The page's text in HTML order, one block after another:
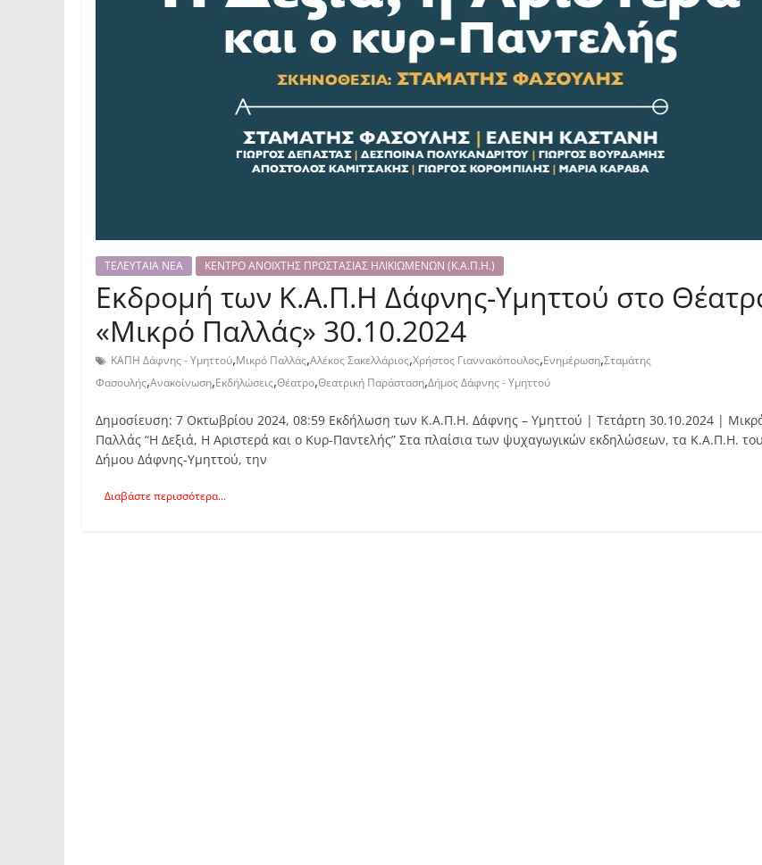
ΤΕΛΕΥΤΑΙΑ ΝΕΑ ΚΕΝΤΡΟ ΑΝΟΙΧΤΗΣ ΠΡΟΣΤΑΣΙΑΣ ΗΛΙΚΙΩΜΕΝΩΝ (Κ.Α.Π.Η.)
Εκδρομή των Κ.Α.Π.Η Δάφνης-Υμηττού στο
«Μικρό Παλλάς» 30.10.2024
ΚΑΠΗ Δάφνης - Υμηττού,Μικρό Παλλάς,Αλέκος Σακελλάριος,Χρήστος Γιαννακόπουλος,Ενημέρωση,Σταμάτης
Φασουλής,Ανακοίνωση,Εκδήλώσεις,Θέατρο,Θεατρική Παράσταση,Δήμος Δάφνης - Υμηττού
Δημοσίευση: 7 Οκτωβρίου 2024, 08:59 Εκδήλωση των Κ.Α.Π.Η. Δάφνης – Υμηττού | Τετάρτη 30.10.2024 |
Παλλάς “Η Δεξιά, Η Αριστερά και ο Κυρ-Παντελής” Στα πλαίσια των ψυχαγωγικών εκδηλώσεων, τα Κ.Α.Π.Η. του
Δήμου Δάφνης-Υμηττού, την
Διαβάστε περισσότερα...